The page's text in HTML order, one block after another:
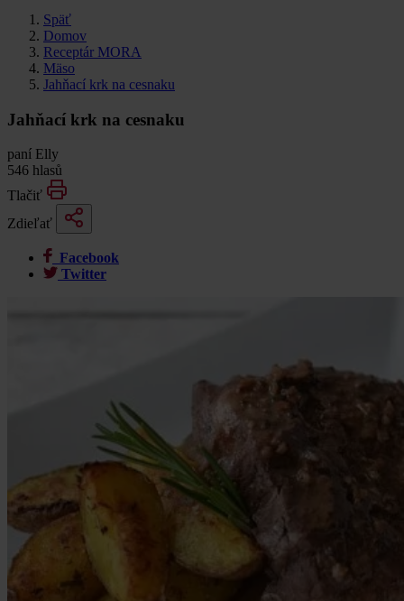
Späť
Domov
Receptár MORA
Mäso
Jahňací krk na cesnaku
Jahňací krk na cesnaku
paní Elly
546 hlasů
Tlačiť
Zdieľať
Facebook
Twitter